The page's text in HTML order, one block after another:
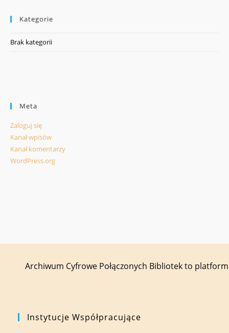
Kategorie
Brak kategorii
Meta
Zaloguj się
Kanał wpisów
Kanał komentarzy
WordPress.org
Archiwum Cyfrowe Połączonych Bibliotek to
Instytucje Współpracujące